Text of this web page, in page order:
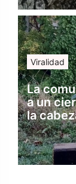
Viralidad
La
a un
la